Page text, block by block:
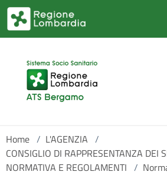
Salta al contenuto principale
Home / L'AGENZIA /
CONSIGLIO DI RAPPRESENTANZA DEI
NORMATIVA E REGOLAMENTI /